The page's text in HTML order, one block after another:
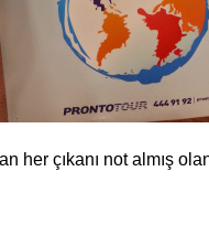
her çıkanı not almış